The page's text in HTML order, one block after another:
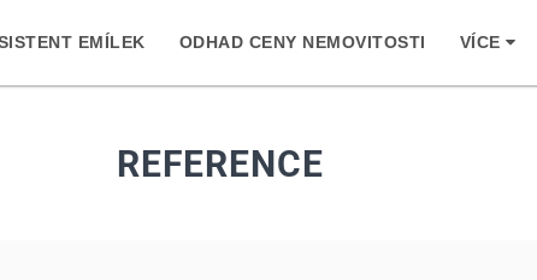
EMÍLEK ODHAD CENY NEMOVITOSTI VÍCE
REFERENCE